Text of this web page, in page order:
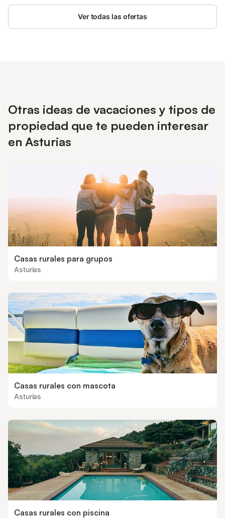
inmueble no dispone de aire acondicionado y Wi-Fi.
Ver todas las ofertas
Otras ideas de vacaciones y tipos de
propiedad que te pueden interesar
en Asturias
Casas rurales para grupos
Asturias
Casas rurales con mascota
Asturias
Casas rurales con piscina